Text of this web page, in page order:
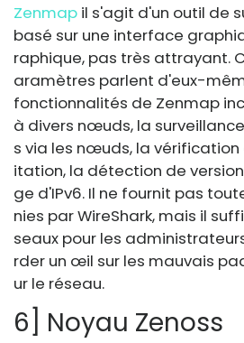
Zenmap il s'agit d'un outil de
basé sur une interface
raphique, pas très attrayant.
aramètres parlent d'eux-
fonctionnalités de Zenmap
à divers nœuds, la
s via les nœuds, la
itation, la détection de
ge d'IPv6. Il ne fournit pas
nies par WireShark, mais il
seaux pour les
rder un œil sur les mauvais
ur le réseau.
6] Noyau Zenoss